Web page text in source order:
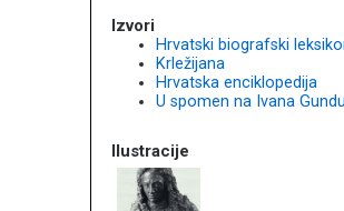
Izvori
Hrvatski biografski
Krležijana
Hrvatska enciklopedija
U spomen na Ivana
Ilustracije